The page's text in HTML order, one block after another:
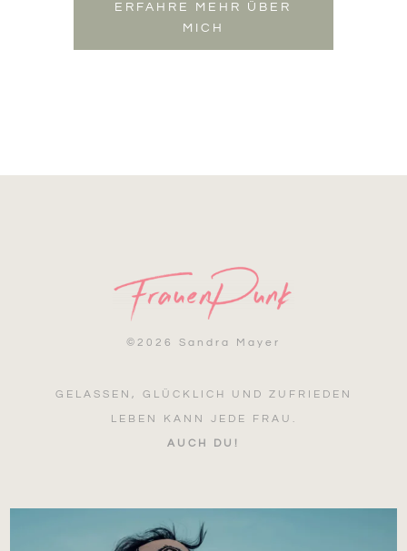
ERFAHRE MEHR ÜBER
MICH
© 2026 Sandra Mayer
GELASSEN, GLÜCKLICH UND ZUFRIEDEN
LEBEN KANN JEDE FRAU.
AUCH DU!